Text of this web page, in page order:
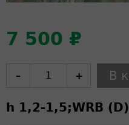
7 500 ₽
– +
h 1,2-1,5;WRB (D)